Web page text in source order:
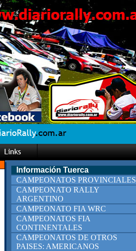
Información Tuerca
CAMPEONATOS PROVINCIALES
CAMPEONATO RALLY
ARGENTINO
CAMPEONATO FIA WRC
CAMPEONATOS FIA
CONTINENTALES
CAMPEONATOS DE OTROS
PAISES: AMERICANOS